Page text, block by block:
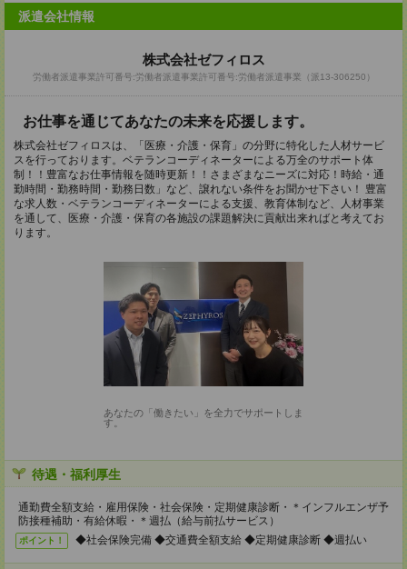
派遣会社情報
株式会社ゼフィロス
労働者派遣事業許可番号:労働者派遣事業許可番号:労働者派遣事業（派13-306250）
お仕事を通じてあなたの未来を応援します。
株式会社ゼフィロスは、「医療・介護・保育」の分野に特化した人材サービ
スを行っております。ベテランコーディネーターによる万全のサポート体
制！！豊富なお仕事情報を随時更新！！さまざまなニーズに対応！時給・通
勤時間・勤務時間・勤務日数」など、譲れない条件をお聞かせ下さい！ 豊富
な求人数・ベテランコーディネーターによる支援、教育体制など、人材事業
を通して、医療・介護・保育の各施設の課題解決に貢献出来ればと考えてお
ります。
あなたの「働きたい」を全力でサポートしま
す。
待遇・福利厚生
通勤費全額支給・雇用保険・社会保険・定期健康診断・＊インフルエンザ予
防接種補助・有給休暇・＊週払（給与前払サービス）
ポイント！ ◆社会保険完備 ◆交通費全額支給 ◆定期健康診断 ◆週払い